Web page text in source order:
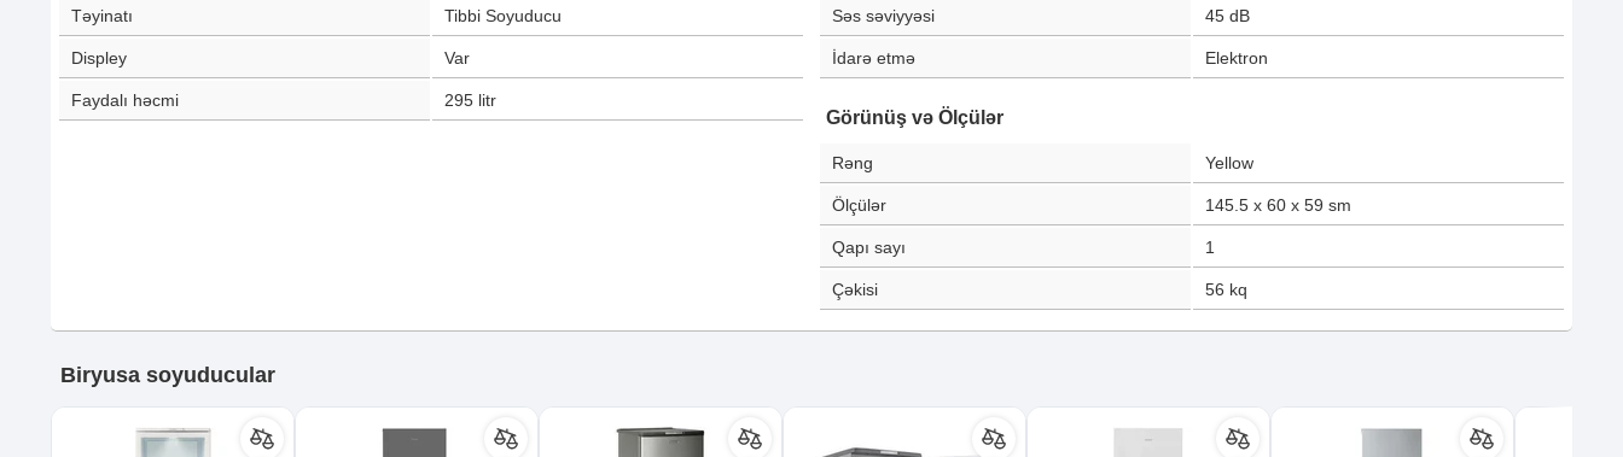
Təyinatı Tibbi Soyuducu
Displey Var
Faydalı həcmi 295 litr
Səs səviyyəsi 45 dB
İdarə etmə Elektron
Görünüş və Ölçülər
Rəng Yellow
Ölçülər 145.5 x 60 x 59 sm
Qapı sayı 1
Çəkisi 56 kq
Biryusa soyuducular